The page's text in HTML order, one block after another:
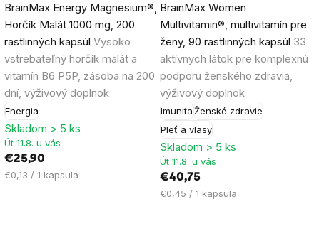
BrainMax Energy Magnesium®,
Horčík Malát 1000 mg, 200
rastlinných kapsúlVysoko
vstrebateľný horčík malát a
vitamín B6 P5P, zásoba na 200
dní, výživový doplnok
Energia
hodnotenie
produktu
je
4,8
z
5
hviezdičiek.
Skladom > 5 ks
Út 11.8. u vás
€25,90
Jednotková
€0,13 / 1 kapsula
BrainMax Women
Multivitamin®, multivitamín pre
ženy, 90 rastlinných kapsúl 33
aktívnych látok pre komplexnú
podporu ženského zdravia,
výživový doplnok
ImunitaŽenské zdravie
Pleť a vlasy
hodnotenie
produktu
je
5,0
z
5
hviezdičiek.
Skladom > 5 ks
Út 11.8. u vás
€40,75
Jednotková
€0,45 / 1 kapsula